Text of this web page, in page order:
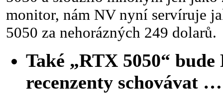
monitor, nám NV nyní servíruje
5050 za nehorázných 249 dolarů.
Také „RTX 5050“
recenzenty schovávat …